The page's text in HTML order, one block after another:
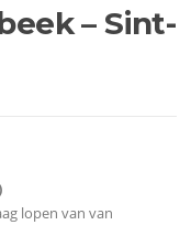
– Sint-
lopen van van